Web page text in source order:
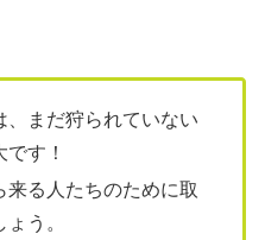
、まだ狩られていない
す！
る人たちのために取
う。